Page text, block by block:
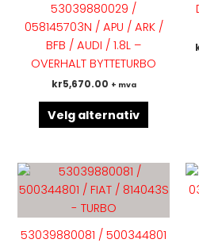
53039880029 /
058145703N / APU / ARK /
BFB / AUDI / 1.8L –
OVERHALT BYTTETURBO
kr5,670.00 + mva
Velg alternativ
kan
på
53039880081 / 500344801